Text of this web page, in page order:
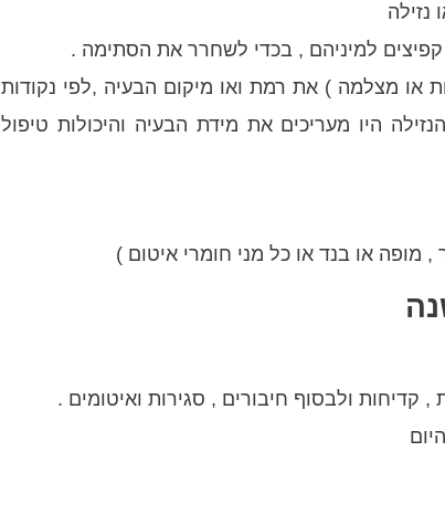
קפיצים למיניהם , בכדי לשחרר את הסתימה .
או מצלמה ) את רמת ואו מיקום הבעיה ,לפי נקודות
היו מעריכים את מידת הבעיה והיכולות טיפול
, מופה או בנד או כל מני חומרי איטום )
קדיחות ולבסוף חיבורים , סגירות ואיטומים .